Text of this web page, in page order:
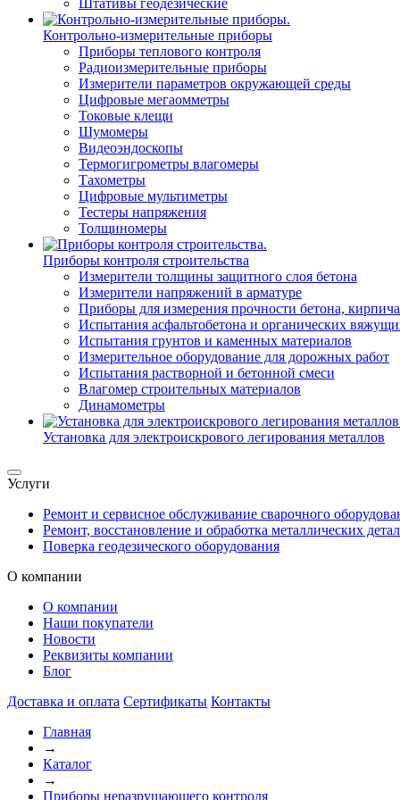
Штативы геодезические
Контрольно-измерительные приборы
Приборы теплового контроля
Радиоизмерительные приборы
Измерители параметров окружающей среды
Цифровые мегаомметры
Токовые клещи
Шумомеры
Видеоэндоскопы
Термогигрометры влагомеры
Тахометры
Цифровые мультиметры
Тестеры напряжения
Толщиномеры
Приборы контроля строительства
Измерители толщины защитного слоя бетона
Измерители напряжений в арматуре
Приборы для измерения прочности бетона,
Испытания асфальтобетона и органических
Испытания грунтов и каменных материалов
Измерительное оборудование для дорожных работ
Испытания растворной и бетонной смеси
Влагомер строительных материалов
Динамометры
Установка для электроискрового легирования металлов
Услуги
Ремонт и сервисное обслуживание сварочного
Ремонт, восстановление и обработка металлических
Поверка геодезического оборудования
О компании
О компании
Наши покупатели
Новости
Реквизиты компании
Блог
Доставка и оплата Сертификаты Контакты
Главная
→
Каталог
→
Приборы неразрушающего контроля